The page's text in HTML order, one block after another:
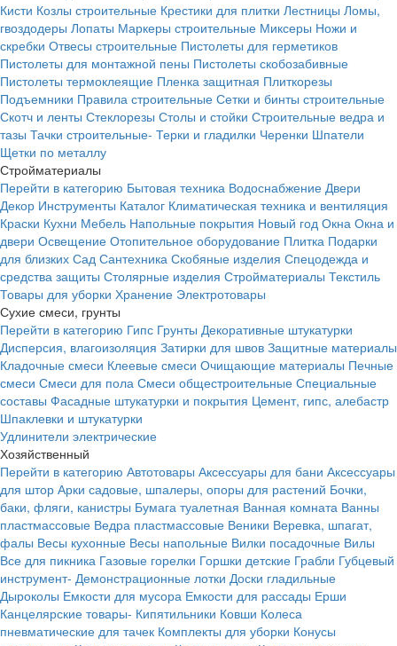
Кисти Козлы строительные Крестики для плитки Лестницы Ломы,
гвоздодеры Лопаты Маркеры строительные Миксеры Ножи и
скребки Отвесы строительные Пистолеты для герметиков
Пистолеты для монтажной пены Пистолеты скобозабивные
Пистолеты термоклеящие Пленка защитная Плиткорезы
Подъемники Правила строительные Сетки и бинты строительные
Скотч и ленты Стеклорезы Столы и стойки Строительные ведра и
тазы Тачки строительные- Терки и гладилки Черенки Шпатели
Щетки по металлу
Стройматериалы
Перейти в категорию Бытовая техника Водоснабжение Двери
Декор Инструменты Каталог Климатическая техника и вентиляция
Краски Кухни Мебель Напольные покрытия Новый год Окна Окна и
двери Освещение Отопительное оборудование Плитка Подарки
для близких Сад Сантехника Скобяные изделия Спецодежда и
средства защиты Столярные изделия Стройматериалы Текстиль
Товары для уборки Хранение Электротовары
Сухие смеси, грунты
Перейти в категорию Гипс Грунты Декоративные штукатурки
Дисперсия, влагоизоляция Затирки для швов Защитные материалы
Кладочные смеси Клеевые смеси Очищающие материалы Печные
смеси Смеси для пола Смеси общестроительные Специальные
составы Фасадные штукатурки и покрытия Цемент, гипс, алебастр
Шпаклевки и штукатурки
Удлинители электрические
Хозяйственный
Перейти в категорию Автотовары Аксессуары для бани Аксессуары
для штор Арки садовые, шпалеры, опоры для растений Бочки,
баки, фляги, канистры Бумага туалетная Ванная комната Ванны
пластмассовые Ведра пластмассовые Веники Веревка, шпагат,
фалы Весы кухонные Весы напольные Вилки посадочные Вилы
Все для пикника Газовые горелки Горшки детские Грабли Губцевый
инструмент- Демонстрационные лотки Доски гладильные
Дыроколы Емкости для мусора Емкости для рассады Ерши
Канцелярские товары- Кипятильники Ковши Колеса
пневматические для тачек Комплекты для уборки Конусы